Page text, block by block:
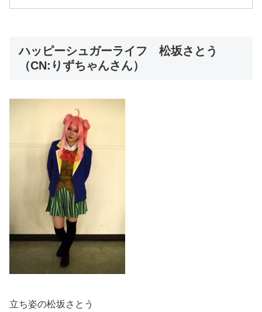
ハッピーシュガーライフ 松坂さとう
（CN:りずちゃんさん）
立ち姿の松坂さとう